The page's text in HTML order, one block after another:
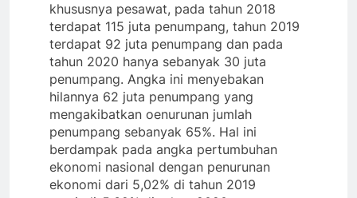
khususnya pesawat, pada tahun 2018
terdapat 115 juta penumpang, tahun 2019
terdapat 92 juta penumpang dan pada
tahun 2020 hanya sebanyak 30 juta
penumpang. Angka ini menyebakan
hilannya 62 juta penumpang yang
mengakibatkan oenurunan jumlah
penumpang sebanyak 65%. Hal ini
berdampak pada angka pertumbuhan
ekonomi nasional dengan penurunan
ekonomi dari 5,02% di tahun 2019